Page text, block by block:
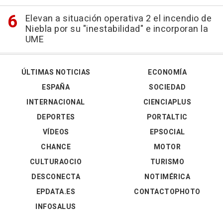
Elevan a situación operativa 2 el incendio de
Niebla por su "inestabilidad" e incorporan la
UME
ÚLTIMAS NOTICIAS
ESPAÑA
INTERNACIONAL
DEPORTES
VÍDEOS
ECONOMÍA
SOCIEDAD
CIENCIAPLUS
PORTALTIC
EPSOCIAL
CHANCE
CULTURAOCIO
DESCONECTA
EPDATA.ES
INFOSALUS
MOTOR
TURISMO
NOTIMÉRICA
CONTACTOPHOTO